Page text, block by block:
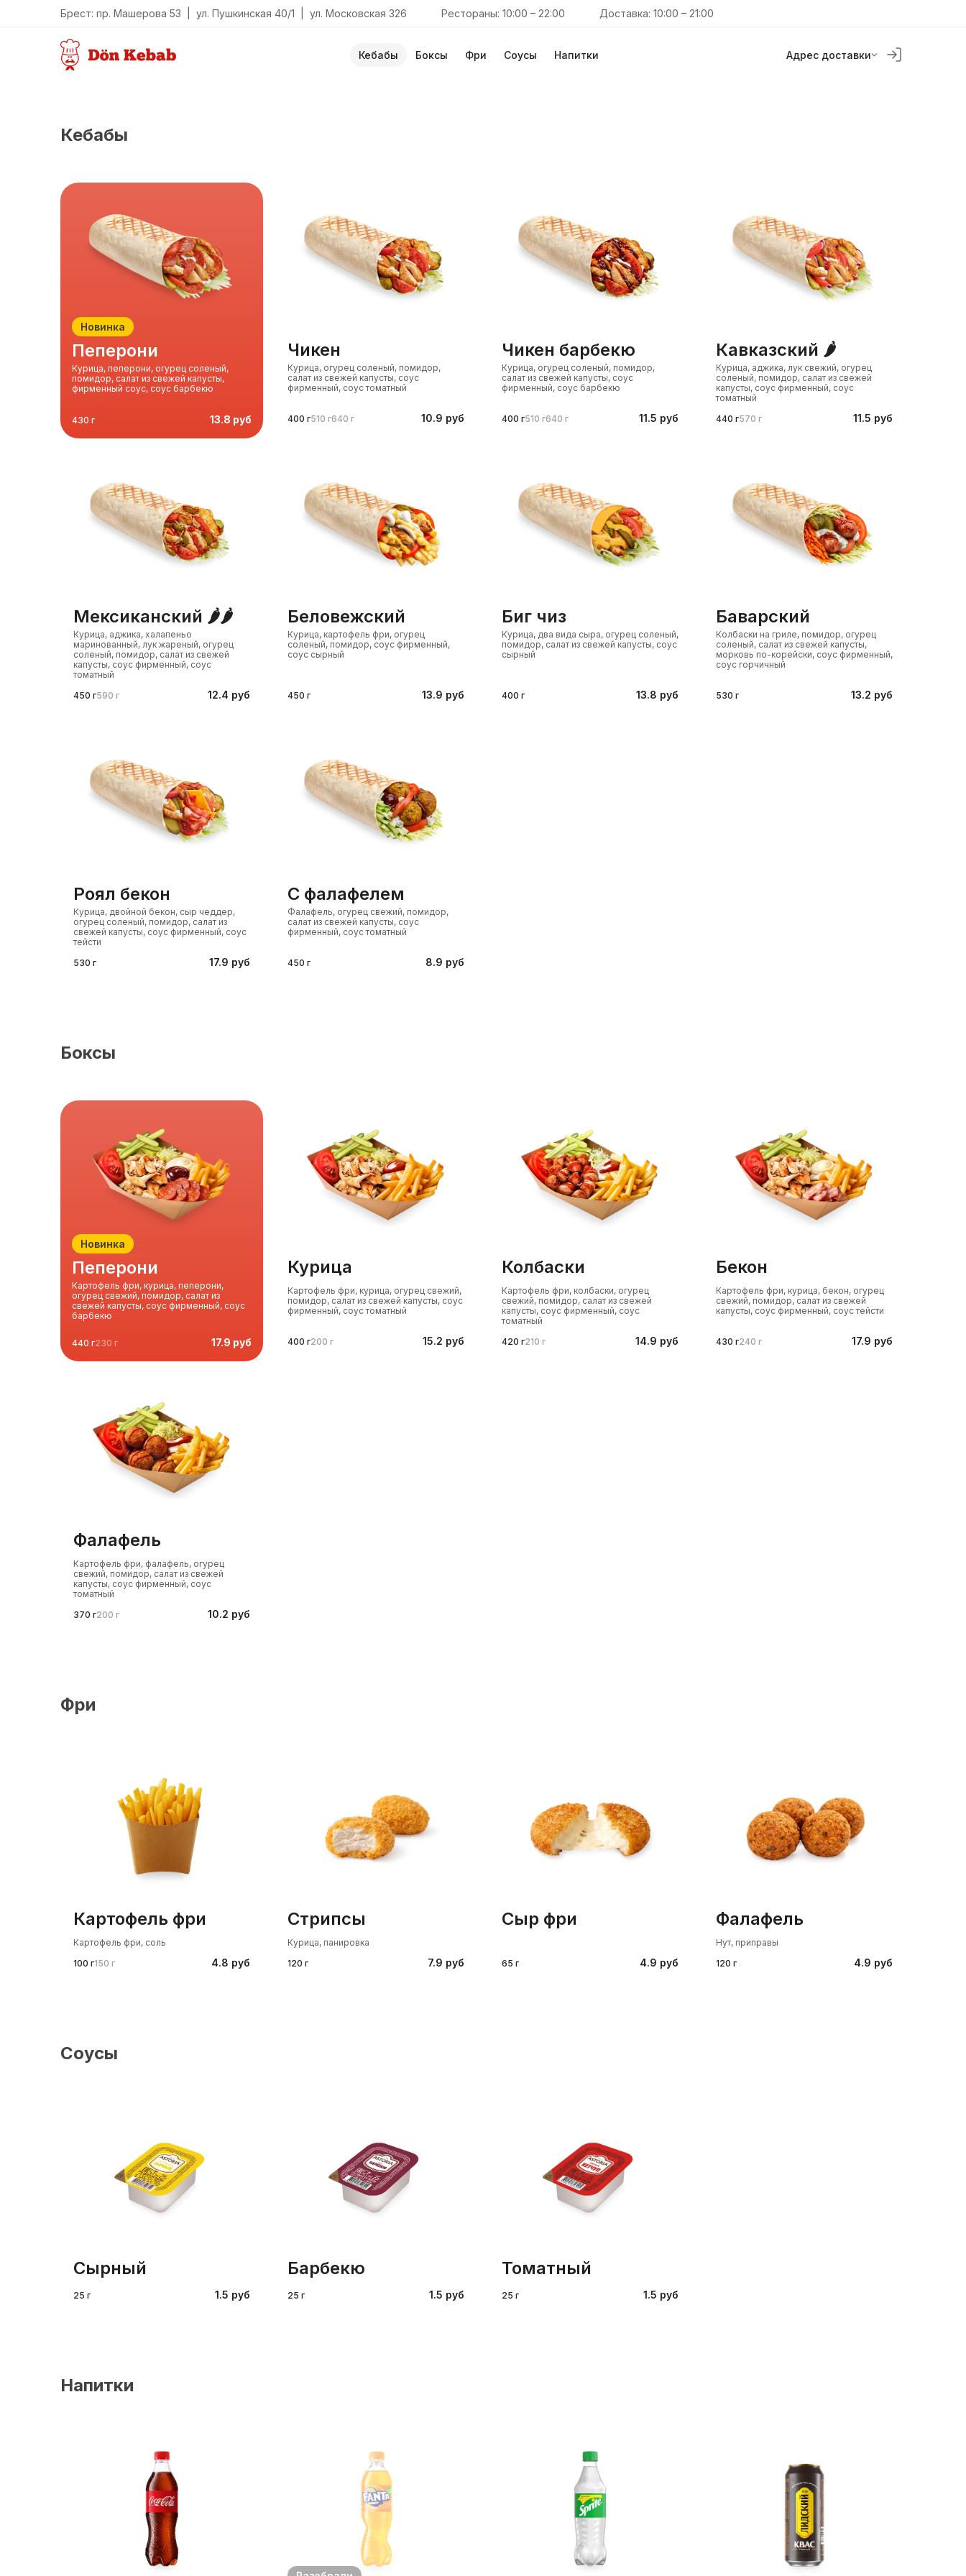
Брест: пр. Машерова 53 | ул. Пушкинская 40/1 | ул. Московская 326 Рестораны: 10:00 – 22:00 Доставка: 10:00 – 21:00
Кебабы Боксы Фри Соусы Напитки Адрес доставки
Кебабы
Новинка
пеперони
Курица, пеперони, огурец соленый,
помидор, салат из свежей капусты,
фирменный соус, соус барбекю
430 г 13.8 руб
чикен
Курица, огурец соленый, помидор,
салат из свежей капусты, соус
фирменный, соус томатный
400 г510 г640 г 10.9 руб
чикен барбекю
Курица, огурец соленый, помидор,
салат из свежей капусты, соус
фирменный, соус барбекю
400 г510 г640 г 11.5 руб
кавказский 🌶️
Курица, аджика, лук свежий, огурец
соленый, помидор, салат из свежей
капусты, соус фирменный, соус
томатный
440 г570 г 11.5 руб
мексиканский 🌶️🌶️
Курица, аджика, халапеньо
маринованный, лук жареный, огурец
соленый, помидор, салат из свежей
капусты, соус фирменный, соус
томатный
450 г590 г 12.4 руб
беловежский
Курица, картофель фри, огурец
соленый, помидор, соус фирменный,
соус сырный
450 г 13.9 руб
биг чиз
Курица, два вида сыра, огурец соленый,
помидор, салат из свежей капусты, соус
сырный
400 г 13.8 руб
баварский
Колбаски на гриле, помидор, огурец
соленый, салат из свежей капусты,
морковь по-корейски, соус фирменный,
соус горчичный
530 г 13.2 руб
роял бекон
Курица, двойной бекон, сыр чеддер,
огурец соленый, помидор, салат из
свежей капусты, соус фирменный, соус
тейсти
530 г
17.9 руб
с фалафелем
Фалафель, огурец свежий, помидор,
салат из свежей капусты, соус
фирменный, соус томатный
450 г 8.9 руб
Боксы
Новинка
пеперони
Картофель фри, курица, пеперони,
огурец свежий, помидор, салат из
свежей капусты, соус фирменный, соус
барбекю
440 г230 г 17.9 руб
курица
Картофель фри, курица, огурец свежий,
помидор, салат из свежей капусты, соус
фирменный, соус томатный
400 г200 г 15.2 руб
колбаски
Картофель фри, колбаски, огурец
свежий, помидор, салат из свежей
капусты, соус фирменный, соус
томатный
420 г210 г 14.9 руб
бекон
Картофель фри, курица, бекон, огурец
свежий, помидор, салат из свежей
капусты, соус фирменный, соус тейсти
430 г240 г 17.9 руб
фалафель
Картофель фри, фалафель, огурец
свежий, помидор, салат из свежей
капусты, соус фирменный, соус
томатный
370 г200 г 10.2 руб
Фри
картофель фри
Картофель фри, соль
100 г150 г 4.8 руб
стрипсы
Курица, панировка
120 г
7.9 руб
сыр фри
65 г 4.9 руб
фалафель
Нут, приправы
120 г
4.9 руб
Соусы
сырный
25 г 1.5 руб
барбекю
25 г 1.5 руб
томатный
25 г 1.5 руб
Напитки